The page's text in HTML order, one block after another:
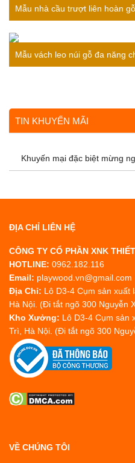
Mẫu nhà cầu trượt liên hoàn
Mẫu vách leo núi gỗ đa năng
TIN KHUYẾN MÃI
Khuyến mại đặc biệt mừng
ĐỊA CHỈ LIÊN HỆ
CÔNG TY CỔ PHẦN XNK
HOTLINE: 0962.182.116
Email: playwood.vn@gmail.com
Địa Chỉ: Lô D3-4 Cụm sản xuất
Hà Nội. (Đi tắt ngõ 300 Nguyễn
Kho Xưởng: Lô D3-4 Cụm sản
Trì, Hà Nội. (Đi tắt ngõ 300
VỀ CHÚNG TÔI